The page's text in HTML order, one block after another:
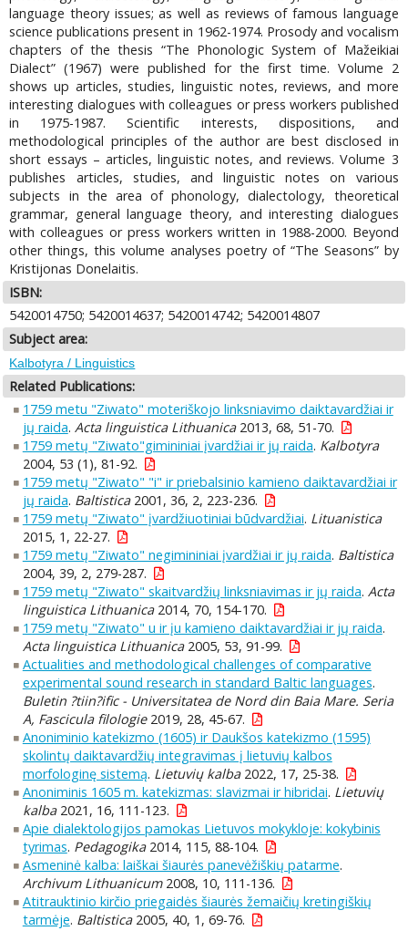
language theory issues; as well as reviews of famous language
science publications present in 1962-1974. Prosody and vocalism
chapters of the thesis “The Phonologic System of Mažeikiai
Dialect” (1967) were published for the first time. Volume 2
shows up articles, studies, linguistic notes, reviews, and more
interesting dialogues with colleagues or press workers published
in 1975-1987. Scientific interests, dispositions, and
methodological principles of the author are best disclosed in
short essays – articles, linguistic notes, and reviews. Volume 3
publishes articles, studies, and linguistic notes on various
subjects in the area of phonology, dialectology, theoretical
grammar, general language theory, and interesting dialogues
with colleagues or press workers written in 1988-2000. Beyond
other things, this volume analyses poetry of “The Seasons” by
Kristijonas Donelaitis.
ISBN:
5420014750; 5420014637; 5420014742; 5420014807
Subject area:
Kalbotyra / Linguistics
Related Publications:
1759 metu "Ziwato" moteriškojo linksniavimo daiktavardžiai ir
jų raida. Acta linguistica Lithuanica2013, 68, 51-70.
1759 metų "Ziwato"gimininiai įvardžiai ir jų raida. Kalbotyra
2004, 53 (1), 81-92.
1759 metų "Ziwato" "i" ir priebalsinio kamieno daiktavardžiai ir
jų raida. Baltistica2001, 36, 2, 223-236.
1759 metų "Ziwato" įvardžiuotiniai būdvardžiai. Lituanistica
2015, 1, 22-27.
1759 metų "Ziwato" negimininiai įvardžiai ir jų raida. Baltistica
2004, 39, 2, 279-287.
1759 metų "Ziwato" skaitvardžių linksniavimas ir jų raida. Acta
linguistica Lithuanica2014, 70, 154-170.
1759 metų "Ziwato" u ir įu kamieno daiktavardžiai ir jų raida.
Acta linguistica Lithuanica2005, 53, 91-99.
Actualities and methodological challenges of comparative
experimental sound research in standard Baltic languages.
Buletin ?tiin?ific - Universitatea de Nord din Baia Mare. Seria
A, Fascicula filologie2019, 28, 45-67.
Anoniminio katekizmo (1605) ir Daukšos katekizmo (1595)
skolintų daiktavardžių integravimas į lietuvių kalbos
morfologinę sistemą. Lietuvių kalba2022, 17, 25-38.
Anoniminis 1605 m. katekizmas: slavizmai ir hibridai. Lietuvių
kalba2021, 16, 111-123.
Apie dialektologijos pamokas Lietuvos mokykloje: kokybinis
tyrimas. Pedagogika2014, 115, 88-104.
Asmeninė kalba: laiškai šiaurės panevėžiškių patarme.
Archivum Lithuanicum2008, 10, 111-136.
Atitrauktinio kirčio priegaidės šiaurės žemaičių kretingiškių
tarmėje. Baltistica2005, 40, 1, 69-76.